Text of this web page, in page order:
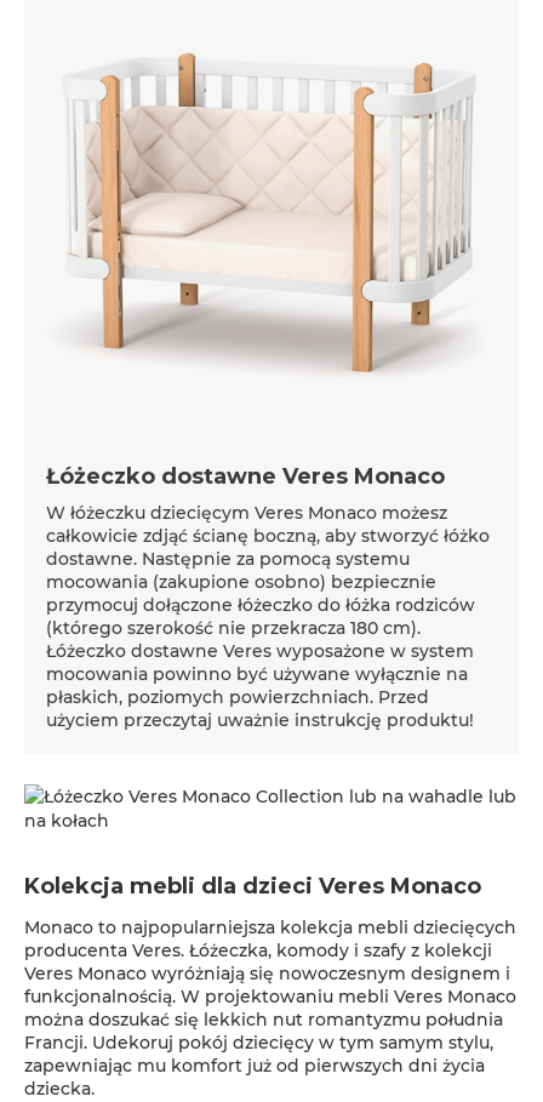
Łóżeczko dostawne Veres Monaco
W łóżeczku dziecięcym Veres Monaco możesz
całkowicie zdjąć ścianę boczną, aby stworzyć łóżko
dostawne. Następnie za pomocą systemu
mocowania (zakupione osobno) bezpiecznie
przymocuj dołączone łóżeczko do łóżka rodziców
(którego szerokość nie przekracza 180 cm).
Łóżeczko dostawne Veres wyposażone w system
mocowania powinno być używane wyłącznie na
płaskich, poziomych powierzchniach. Przed
użyciem przeczytaj uważnie instrukcję produktu!
Kolekcja mebli dla dzieci Veres Monaco
Monaco to najpopularniejsza kolekcja mebli dziecięcych
producenta Veres. Łóżeczka, komody i szafy z kolekcji
Veres Monaco wyróżniają się nowoczesnym designem i
funkcjonalnością. W projektowaniu mebli Veres Monaco
można doszukać się lekkich nut romantyzmu południa
Francji. Udekoruj pokój dziecięcy w tym samym stylu,
zapewniając mu komfort już od pierwszych dni życia
dziecka.